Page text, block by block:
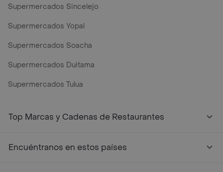
Supermercados Sincelejo
Supermercados Yopal
Supermercados Soacha
Supermercados Duitama
Supermercados Tulua
Top Marcas y Cadenas de Restaurantes
Encuéntranos en estos países